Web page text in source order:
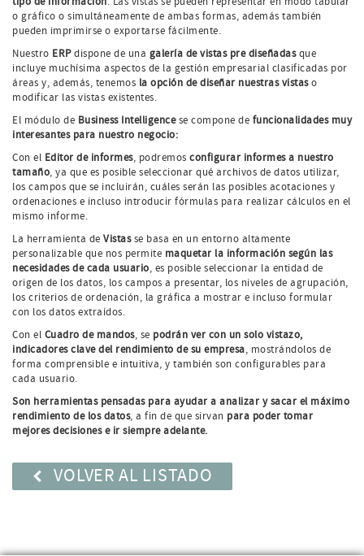
o gráfico o simultáneamente de ambas formas, además también
pueden imprimirse o exportarse fácilmente.
Nuestro ERPdispone de una galería de vistas pre diseñadasque
incluye muchísima aspectos de la gestión empresarial clasificadas por
áreas y, además, tenemos la opción de diseñar nuestras vistaso
modificar las vistas existentes.
El módulo de Business Intelligencese compone de funcionalidades muy
interesantes para nuestro negocio:
Con el Editor de informes, podremos configurar informes a nuestro
tamaño, ya que es posible seleccionar qué archivos de datos utilizar,
los campos que se incluirán, cuáles serán las posibles acotaciones y
ordenaciones e incluso introducir fórmulas para realizar cálculos en el
mismo informe.
La herramienta de Vistasse basa en un entorno altamente
personalizable que nos permite maquetar la información según las
necesidades de cada usuario, es posible seleccionar la entidad de
origen de los datos, los campos a presentar, los niveles de agrupación,
los criterios de ordenación, la gráfica a mostrar e incluso formular
con los datos extraídos.
Con el Cuadro de mandos, se podrán ver con un solo vistazo,
indicadores clave del rendimiento de su empresa, mostrándolos de
forma comprensible e intuitiva, y también son configurables para
cada usuario.
Son herramientas pensadas para ayudar a analizar y sacar el máximo
rendimiento de los datos, a fin de que sirvan para poder tomar
mejores decisiones e ir siempre adelante.
VOLVER AL LISTADO